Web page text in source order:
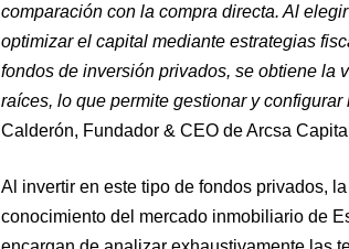
comparación con la compra directa. Al
optimizar el capital mediante estrategias
fondos de inversión privados, se obtiene la
raíces, lo que permite gestionar y
Calderón, Fundador & CEO de Arcsa
Al invertir en este tipo de fondos privados,
conocimiento del mercado inmobiliario de